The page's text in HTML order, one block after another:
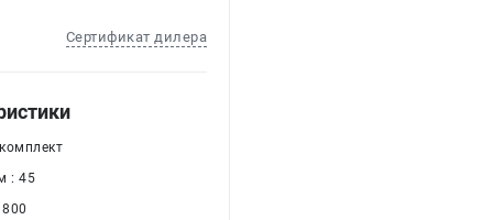
Сертификат дилера
: 45